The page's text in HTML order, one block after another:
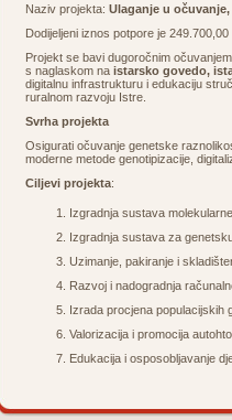
Naziv projekta: Ulaganje u
Dodijeljeni iznos potpore je 249.700,00
Projekt se bavi dugoročnim
s naglaskom na istarsko govedo,
digitalnu infrastrukturu i edukaciju
ruralnom razvoju Istre.
Svrha projekta
Osigurati očuvanje genetske
moderne metode genotipizacije,
Ciljevi projekta:
Izgradnja sustava
Izgradnja sustava za
Uzimanje, pakiranje i
Razvoj i nadogradnja
Izrada procjena populacijskih
Valorizacija i promocija
Edukacija i osposobljavanje